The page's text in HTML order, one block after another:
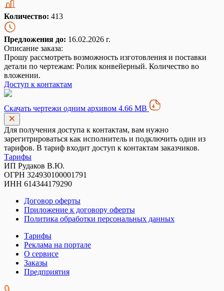
Количество: 413
Предложения до: 16.02.2026 г.
Описание заказа:
Прошу рассмотреть возможность изготовления и поставки
детали по чертежам: Ролик конвейерный. Количество во
вложении.
Доступ к контактам
Скачать чертежи одним архивом 4.66 MB
Для получения доступа к контактам, вам нужно
зарегитрироваться как исполнитель и подключить один из
тарифов. В тариф входит доступ к контактам заказчиков.
Тарифы
ИП Рудаков В.Ю.
ОГРН 324930100001791
ИНН 614344179290
Договор оферты
Приложение к договору оферты
Политика обработки персональных данных
Тарифы
Реклама на портале
О сервисе
Заказы
Предприятия